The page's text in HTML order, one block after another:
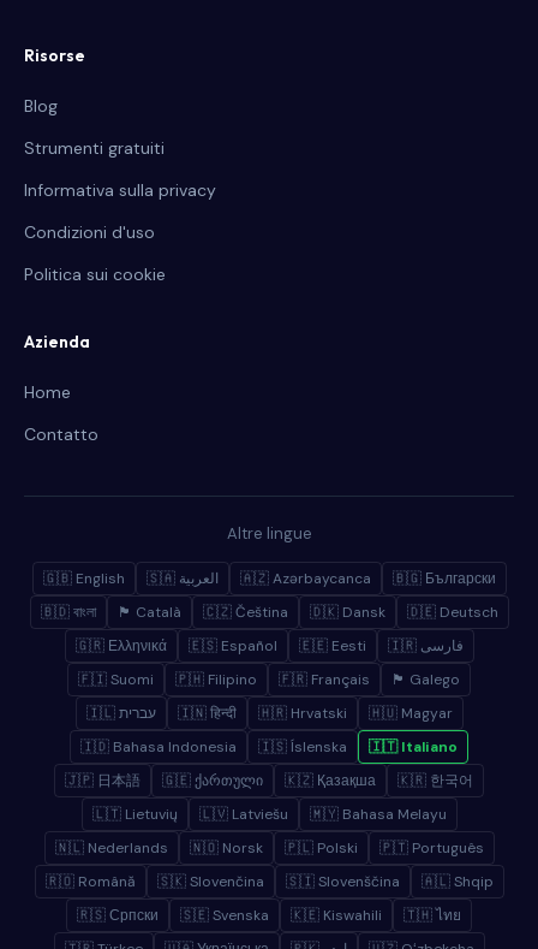
Risorse
Blog
Strumenti gratuiti
Informativa sulla privacy
Condizioni d'uso
Politica sui cookie
Azienda
Home
Contatto
Altre lingue
🇬🇧 English 🇸🇦 العربية 🇦🇿 Azərbaycanca
🇧🇬 Български
🇧🇩 বাংলা
🏴 Català 🇨🇿 Čeština 🇩🇰 Dansk
🇩🇪 Deutsch
🇬🇷 Ελληνικά
🇪🇸 Español 🇪🇪 Eesti
🇮🇷 فارسی
🇫🇮 Suomi
🇵🇭 Filipino 🇫🇷 Français
🏴 Galego
🇮🇱 עברית
🇮🇳 हिन्दी 🇭🇷 Hrvatski
🇭🇺 Magyar
🇮🇩 Bahasa Indonesia
🇮🇸 Íslenska
🇮🇹 Italiano
🇯🇵 日本語
🇬🇪 ქართული 🇰🇿 Қазақша
🇰🇷 한국어
🇱🇹 Lietuvių
🇱🇻 Latviešu
🇲🇾 Bahasa Melayu
🇳🇱 Nederlands
🇳🇴 Norsk 🇵🇱 Polski
🇵🇹 Português
🇷🇴 Română
🇸🇰 Slovenčina 🇸🇮 Slovenščina
🇦🇱 Shqip
🇷🇸 Српски
🇸🇪 Svenska 🇰🇪 Kiswahili
🇹🇭 ไทย